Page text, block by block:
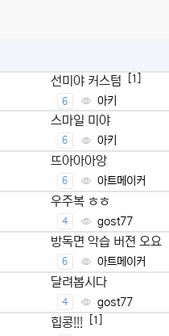
선미야 커스텀 [1]
6 아키
스마일 미야
6 아키
뜨아아아앙
6 아트메이커
우주복 ㅎㅎ
4 gost77
방독면 악습 버젼 오요
6 아트메이커
달려봅시다
4 gost77
힙콩!!! [1]